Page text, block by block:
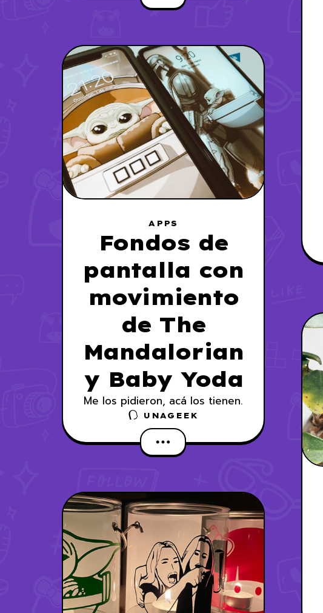
APPS
Fondos de
pantalla con
movimiento
de The
Mandalorian
y Baby Yoda
Me los pidieron, acá los tienen.
UNAGEEK